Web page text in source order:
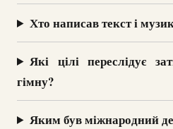
Хто написав текст і
Які цілі переслідує
гімну?
Яким був міжнародний